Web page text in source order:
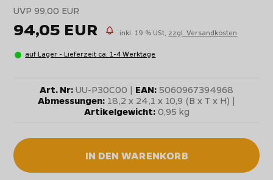
UVP 99,00 EUR
94,05 EUR inkl. 19 % USt, zzgl. Versandkosten
auf Lager - Lieferzeit ca. 1-4 Werktage
Art. Nr: UU-P30C00 | EAN: 5060967394968
Abmessungen: 18,2 x 24,1 x 10,9 (B x T x H) |
Artikelgewicht:0,95 kg
IN DEN WARENKORB